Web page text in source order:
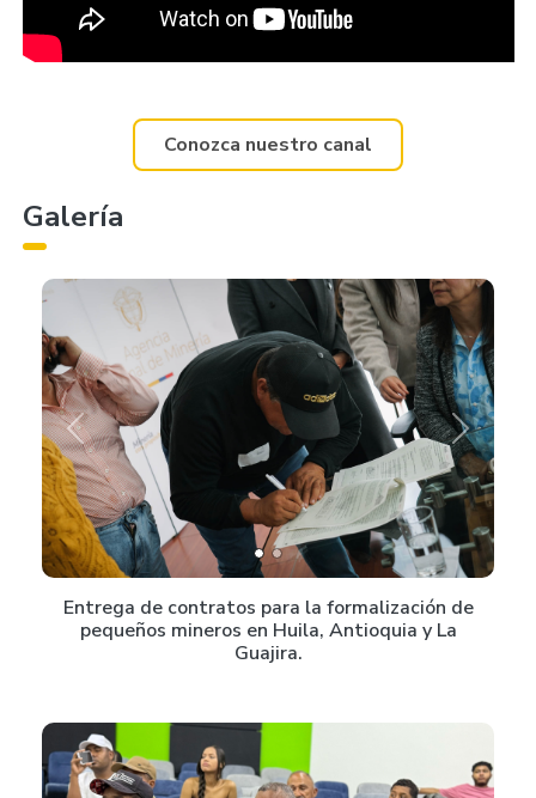
Conozca nuestro canal
Galería
Previous Next
Entrega de contratos para la formalización de
pequeños mineros en Huila, Antioquia y La
Guajira.